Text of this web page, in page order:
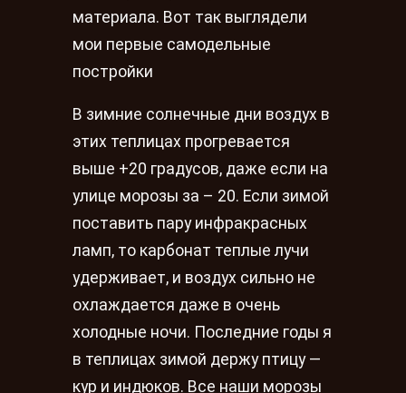
материала. Вот так выглядели
мои первые самодельные
постройки
В зимние солнечные дни воздух в
этих теплицах прогревается
выше +20 градусов, даже если на
улице морозы за – 20. Если зимой
поставить пару инфракрасных
ламп, то карбонат теплые лучи
удерживает, и воздух сильно не
охлаждается даже в очень
холодные ночи. Последние годы я
в теплицах зимой держу птицу —
кур и индюков. Все наши морозы